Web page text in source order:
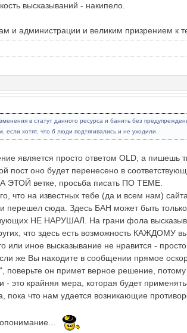
высказываний - накипело.
и администрации и великим призрением к
в статут данного ресурса и банить без
если хотят, что б люди подтягивались и не уходили.
является просто ответом OLD, а пишешь
пост оно будет перенесено в
ЭТОЙ ветке, просьба писать ПО ТЕМЕ.
что на известных тебе (да и всем нам)
сюда. Здесь БАН может быть только
НЕ НАРУШАЛ. На грани фола
что здесь есть возможность КАЖДОМУ
или иное высказывание не нравится -
Вы находите в сообщении прямое
поверьте он примет верное решение,
- это крайняя мера, которая будет
что нам удается возникающие